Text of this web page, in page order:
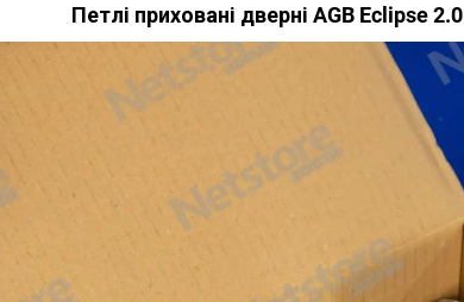
Петлі приховані дверні AGB Eclipse 2.0